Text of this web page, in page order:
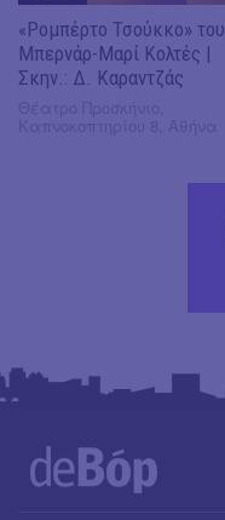
«Ρομπέρτο Τσούκκο» του
Μπερνάρ-Μαρί Κολτές |
Σκην.: Δ. Καραντζάς